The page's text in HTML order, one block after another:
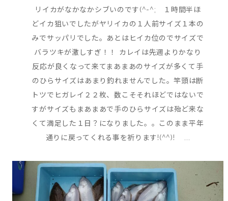
リイカがなかなかシブいのです(^-^; １時間半ほ
どイカ狙いでしたがヤリイカの１人前サイズ１本の
みでサッパリでした。あとはヒイカ位のでサイズで
バラツキが激しすぎ！！ カレイは先週よりかなり
反応が良くなって来てまあまあのサイズが多くて手
のひらサイズはあまり釣れませんでした。竿頭は断
トツでヒガレイ２２枚、数こそそれほどではないで
すがサイズもまあまあで手のひらサイズは殆ど来な
くて満足した１日？になりました。。このまま平年
通りに戻ってくれる事を祈ります!(^^)! ...